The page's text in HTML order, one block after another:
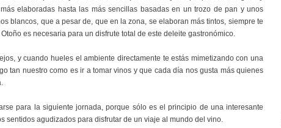
elaboradas hasta las más sencillas basadas en un trozo de pan y unos
blancos, que a pesar de, que en la zona, se elaboran más tintos, siempre te
es necesaria para un disfrute total de este deleite gastronómico.
y cuando hueles el ambiente directamente te estás mimetizando con una
tan nuestro como es ir a tomar vinos y que cada día nos gusta más quienes
para la siguiente jornada, porque sólo es el principio de una interesante
sentidos agudizados para disfrutar de un viaje al mundo del vino.